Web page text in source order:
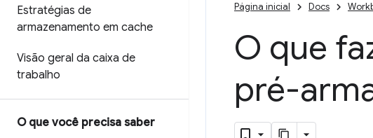
Estratégias de
armazenamento em cache
Visão geral da caixa de
trabalho
O que você precisa saber
Página inicial Docs
O que
pré-